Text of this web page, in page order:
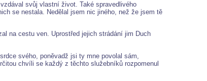
svůj vlastní život. Také spravedlivého
se nestala. Nedělal jsem nic jiného, než že jsem tě
na cestu ven. Uprostřed jejich strádání jim Duch
svého, poněvadž jsi ty mne povolal sám,
chvíli se každý z těchto služebníků rozpomenul